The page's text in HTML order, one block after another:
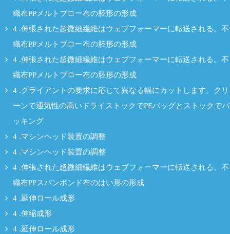
織布PPメルトブロー布の胚形の形成
4 .伸張された超微細繊維はウェブフォーマーに転送される。不
織布PPメルトブロー布の胚形の形成
4 .伸張された超微細繊維はウェブフォーマーに転送される。不
織布PPメルトブロー布の胚形の形成
4 .クライアントの要求に応じて異なる幅にカットします。クリ
ーンで通気性の高いドライストックでPEバッグとストックでパ
ッキング
4 .マシンヘッド装置の調整
4 .マシンヘッド装置の調整
4 .伸張された超微細繊維はウェブフォーマーに転送される。不
織布PPスパンボンド布のはい形の形成
4 .延伸ロール成形
4 .伸縮成形
4 .延伸ロール成形